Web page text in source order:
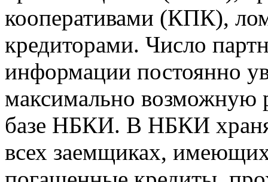
кооперативами (КПК),
кредиторами. Число
информации постоянно
максимально возможную
базе НБКИ. В НБКИ
всех заемщиках,